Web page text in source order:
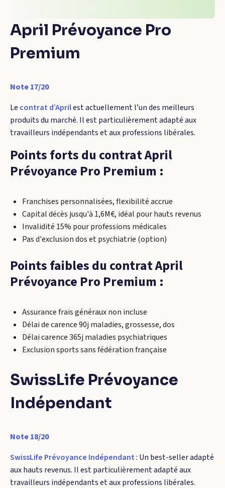
April Prévoyance Pro
Premium
Note 17/20
Le contrat d’Aprilest actuellement l’un des meilleurs
produits du marché. Il est particulièrement adapté aux
travailleurs indépendants et aux professions libérales.
Points forts du contrat April
Prévoyance Pro Premium :
Franchises personnalisées, flexibilité accrue
Capital décès jusqu'à 1,6M€, idéal pour hauts revenus
Invalidité 15% pour professions médicales
Pas d'exclusion dos et psychiatrie (option)
Points faibles du contrat April
Prévoyance Pro Premium :
Assurance frais généraux non incluse
Délai de carence 90j maladies, grossesse, dos
Délai carence 365j maladies psychiatriques
Exclusion sports sans fédération française
SwissLife Prévoyance
Indépendant
Note 18/20
SwissLife Prévoyance Indépendant: Un best-seller adapté
aux hauts revenus. Il est particulièrement adapté aux
travailleurs indépendants et aux professions libérales.